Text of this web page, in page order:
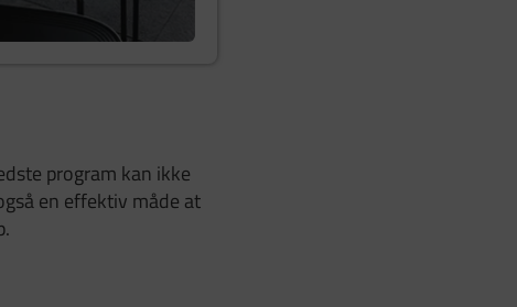
program kan ikke
en effektiv måde at